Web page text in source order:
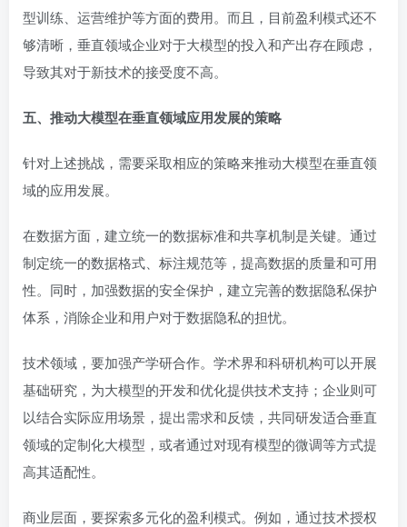
型训练、运营维护等方面的费用。而且，目前盈利模式还不
够清晰，垂直领域企业对于大模型的投入和产出存在顾虑，
导致其对于新技术的接受度不高。
五、推动大模型在垂直领域应用发展的策略
针对上述挑战，需要采取相应的策略来推动大模型在垂直领
域的应用发展。
在数据方面，建立统一的数据标准和共享机制是关键。通过
制定统一的数据格式、标注规范等，提高数据的质量和可用
性。同时，加强数据的安全保护，建立完善的数据隐私保护
体系，消除企业和用户对于数据隐私的担忧。
技术领域，要加强产学研合作。学术界和科研机构可以开展
基础研究，为大模型的开发和优化提供技术支持；企业则可
以结合实际应用场景，提出需求和反馈，共同研发适合垂直
领域的定制化大模型，或者通过对现有模型的微调等方式提
高其适配性。
商业层面，要探索多元化的盈利模式。例如，通过技术授权